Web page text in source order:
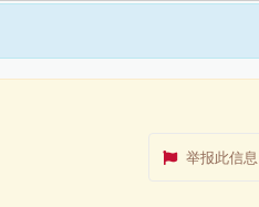
举报此信息